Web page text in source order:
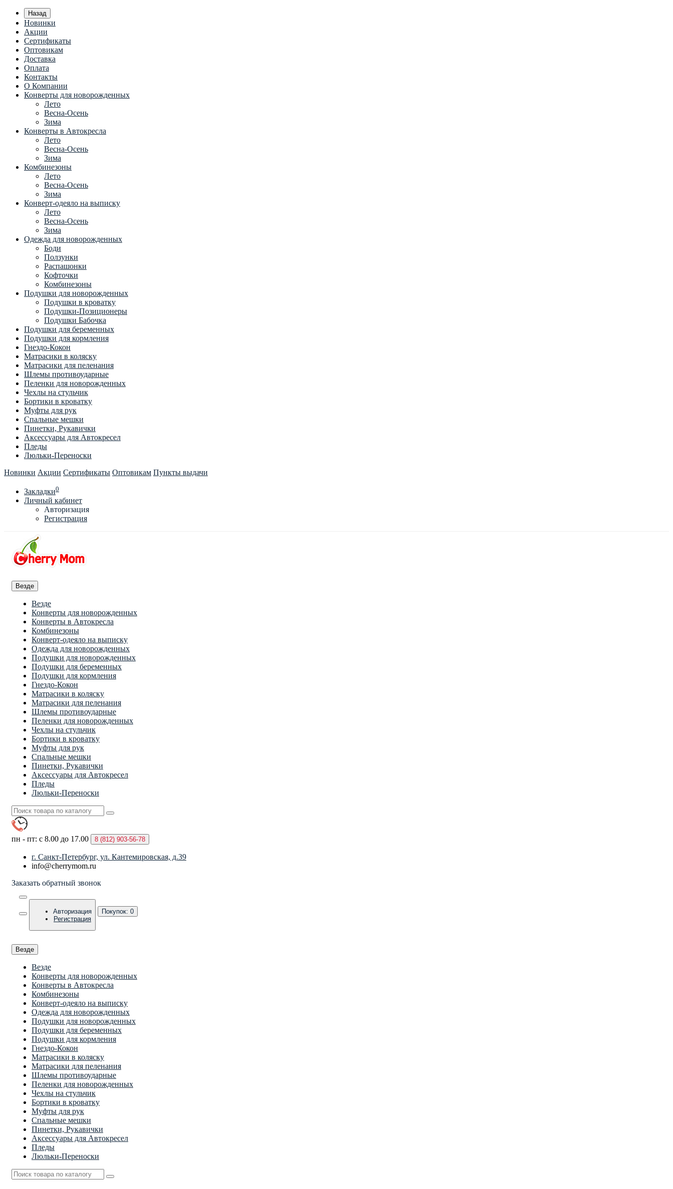
Назад
Новинки
Акции
Сертификаты
Оптовикам
Доставка
Оплата
Контакты
О Компании
Конверты для новорожденных
Лето
Весна-Осень
Зима
Конверты в Автокресла
Лето
Весна-Осень
Зима
Комбинезоны
Лето
Весна-Осень
Зима
Конверт-одеяло на выписку
Лето
Весна-Осень
Зима
Одежда для новорожденных
Боди
Ползунки
Распашонки
Кофточки
Комбинезоны
Подушки для новорожденных
Подушки в кроватку
Подушки-Позиционеры
Подушки Бабочка
Подушки для беременных
Подушки для кормления
Гнездо-Кокон
Матрасики в коляску
Матрасики для пеленания
Шлемы противоударные
Пеленки для новорожденных
Чехлы на стульчик
Бортики в кроватку
Муфты для рук
Спальные мешки
Пинетки, Рукавички
Аксессуары для Автокресел
Пледы
Люльки-Переноски
Новинки Акции Сертификаты Оптовикам Пункты выдачи
Закладки0
Личный кабинет
Авторизация
Регистрация
Везде
Везде
Конверты для новорожденных
Конверты в Автокресла
Комбинезоны
Конверт-одеяло на выписку
Одежда для новорожденных
Подушки для новорожденных
Подушки для беременных
Подушки для кормления
Гнездо-Кокон
Матрасики в коляску
Матрасики для пеленания
Шлемы противоударные
Пеленки для новорожденных
Чехлы на стульчик
Бортики в кроватку
Муфты для рук
Спальные мешки
Пинетки, Рукавички
Аксессуары для Автокресел
Пледы
Люльки-Переноски
пн - пт: с 8.00 до 17.00 8 (812) 903-56-78
г. Санкт-Петербург, ул. Кантемировская, д.39
info@cherrymom.ru
Заказать обратный звонок
Авторизация
Регистрация
Покупок: 0
Везде
Везде
Конверты для новорожденных
Конверты в Автокресла
Комбинезоны
Конверт-одеяло на выписку
Одежда для новорожденных
Подушки для новорожденных
Подушки для беременных
Подушки для кормления
Гнездо-Кокон
Матрасики в коляску
Матрасики для пеленания
Шлемы противоударные
Пеленки для новорожденных
Чехлы на стульчик
Бортики в кроватку
Муфты для рук
Спальные мешки
Пинетки, Рукавички
Аксессуары для Автокресел
Пледы
Люльки-Переноски